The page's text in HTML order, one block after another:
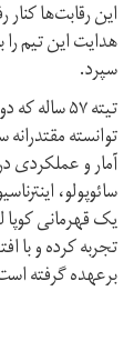
این رقابت‌ها کنار
هدایت این تیم را
سپرد.
تیته ۵۷
توانسته
آمار و عملکردی
سائوپولو،
یک قهرمانی
تجربه کرده و با
برعهده گرفته